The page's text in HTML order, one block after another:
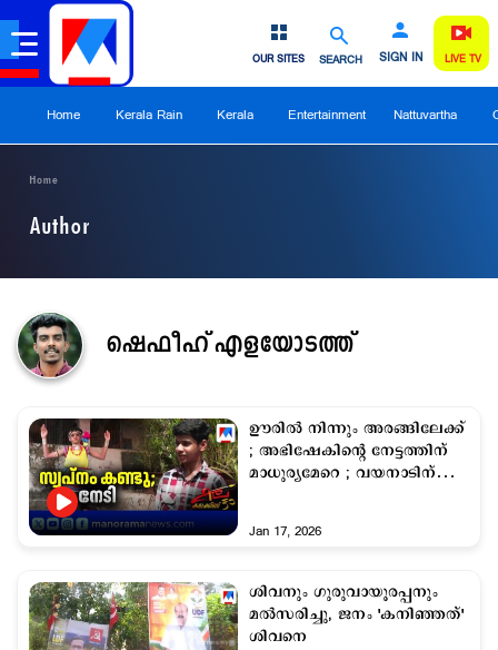
SEARCH SIGN IN
OUR SITES LIVE TV
Home Kerala Rain Kerala Entertainment Nattuvartha
Home
Author
ഷെഫീഹ് എളയോടത്ത്
ഊരില്‍ നിന്നും അരങ്ങിലേക്ക്
; അഭിഷേകിന്‍റെ നേട്ടത്തിന്
മാധുര്യമേറെ ; വയനാടിന്
Jan 17, 2026
ശിവനും ഗുരുവായൂരപ്പനും
മൽസരിച്ചു, ജനം 'കനിഞ്ഞത്'
ശിവനെ